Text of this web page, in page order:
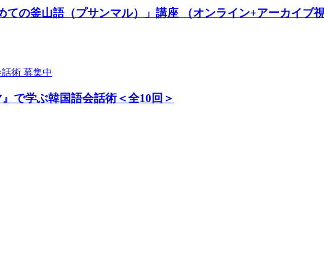
ての釜山語（プサンマル）」講座 （オンライン+アーカイブ
募集中
で学ぶ韓国語会話術＜全10回＞